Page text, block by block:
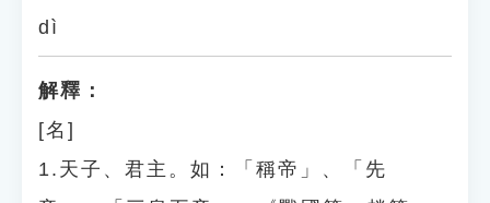
dì
解釋：
[名]
1.天子、君主。如：「稱帝」、「先